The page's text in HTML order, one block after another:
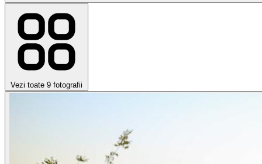
Vezi toate 9 fotografii